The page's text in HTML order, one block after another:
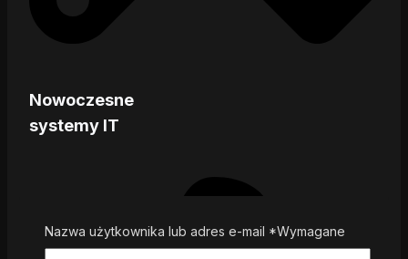
Nowoczesne
systemy IT
Nazwa użytkownika lub adres e-mail *Wymagane